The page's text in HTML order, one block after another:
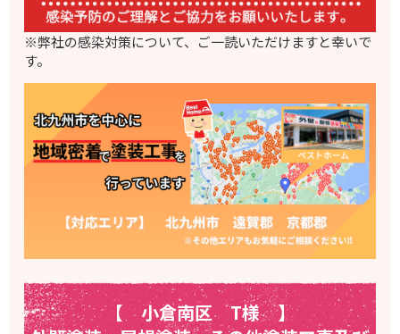
※弊社の感染対策について、ご一読いただけますと幸いで
す。
【 小倉南区 T様】